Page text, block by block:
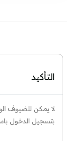
التأكيد
لا يمكن للضيوف
بتسجيل الدخول